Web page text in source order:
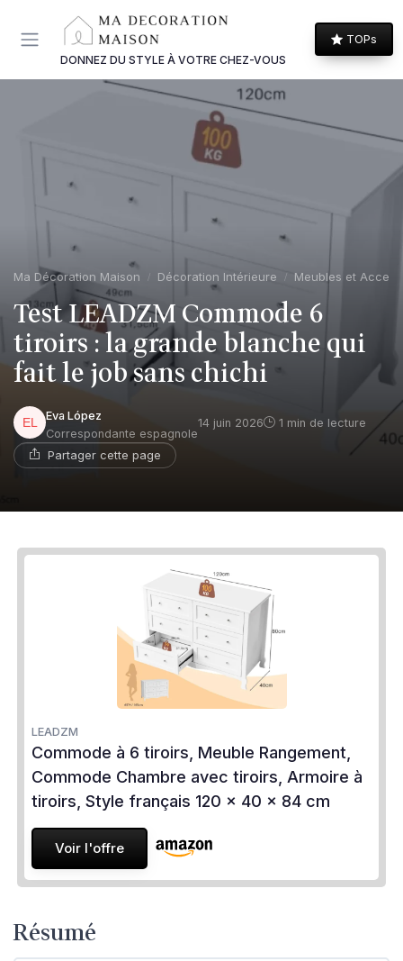
DONNEZ DU STYLE À VOTRE CHEZ-VOUS
TOPs
Ma Décoration Maison Décoration Intérieure Meubles et
Test LEADZM Commode 6
tiroirs : la grande blanche qui
fait le job sans chichi
Eva López
Correspondante espagnole
14 juin 2026 1 min de lecture
Partager cette page
LEADZM
Commode à 6 tiroirs, Meuble Rangement,
Commode Chambre avec tiroirs, Armoire à
tiroirs, Style français 120 x 40 x 84 cm
Voir l'offre
Résumé
Panneau de gestion des cookies